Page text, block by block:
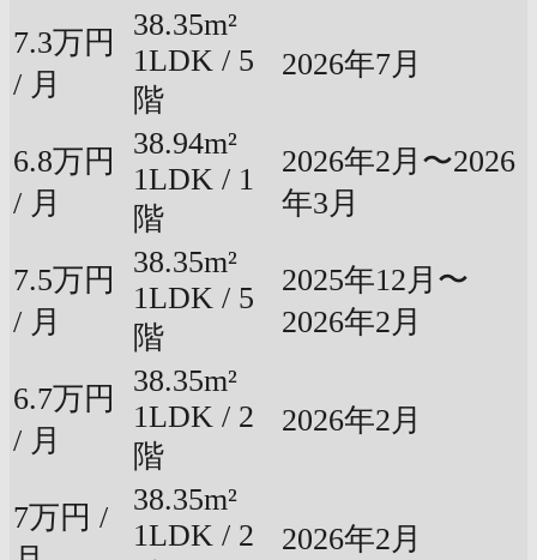
7.3万円
/ 月
38.35m²
1LDK / 5
階
2026年7月
6.8万円
/ 月
38.94m²
1LDK / 1
階
2026年2月〜2026
年3月
7.5万円
/ 月
38.35m²
1LDK / 5
階
2025年12月〜
2026年2月
6.7万円
/ 月
38.35m²
1LDK / 2
階
2026年2月
7万円 /
38.35m²
1LDK / 2
2026年2月